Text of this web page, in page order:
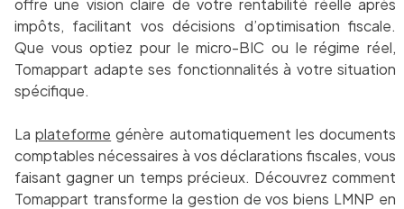
offre une vision claire de votre rentabilité réelle après
impôts, facilitant vos décisions d’optimisation fiscale.
Que vous optiez pour le micro-BIC ou le régime réel,
Tomappart adapte ses fonctionnalités à votre situation
spécifique.
Laplateforme génère automatiquement les documents
comptables nécessaires à vos déclarations fiscales, vous
faisant gagner un temps précieux. Découvrez comment
Tomappart transforme la gestion de vos biens LMNP en